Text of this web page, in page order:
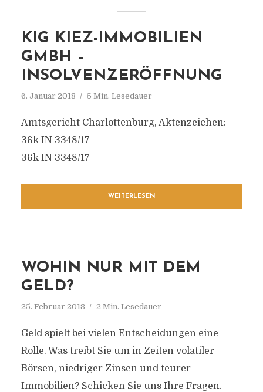
KIG KIEZ-IMMOBILIEN
GMBH –
INSOLVENZERÖFFNUNG
6. Januar 2018 5 Min. Lesedauer
Amtsgericht Charlottenburg, Aktenzeichen:
36k IN 3348/17
36k IN 3348/17
WEITERLESEN
WOHIN NUR MIT DEM
GELD?
25. Februar 2018 2 Min. Lesedauer
Geld spielt bei vielen Entscheidungen eine
Rolle. Was treibt Sie um in Zeiten volatiler
Börsen, niedriger Zinsen und teurer
Immobilien? Schicken Sie uns Ihre Fragen.